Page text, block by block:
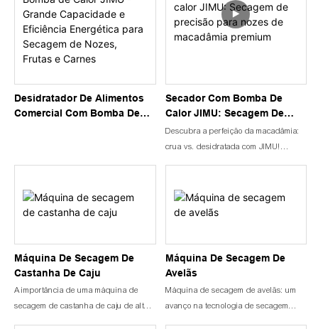
Desidratador De Alimentos
Comercial Com Bomba De
Secador Com Bomba De
Calor JIMU: Secagem De
Precisão Para Nozes De
Macadâmia Premium
Descubra a perfeição da macadâmia:
crua vs. desidratada com JIMU!
usando o seu Desidratador de
Alimentos JIMU . As nozes de
sabor sutil de manteiga. Mas
desidrate-as na temperatura baixa
ideal e testemunhe a mágica!
Antes da desidratação:
Máquina De Secagem De
Castanha De Caju
A importância de uma máquina de
secagem de castanha de caju de alta
Máquina De Secagem De
Avelãs
Máquina de secagem de avelãs: um
avanço na tecnologia de secagem